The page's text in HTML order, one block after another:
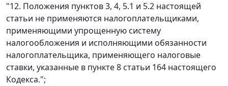
"12. Положения пунктов 3, 4, 5.1 и 5.2 настоящей
статьи не применяются налогоплательщиками,
применяющими упрощенную систему
налогообложения и исполняющими обязанности
налогоплательщика, применяющего налоговые
ставки, указанные в пункте 8 статьи 164 настоящего
Кодекса.";